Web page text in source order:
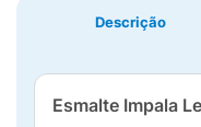
Descrição
Esmalte Impala